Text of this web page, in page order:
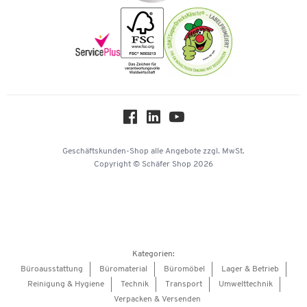
Geschäftskunden-Shop alle Angebote zzgl. MwSt.
Copyright © Schäfer Shop 2026
Kategorien:
Büroausstattung
Büromaterial Büromöbel
Lager & Betrieb
Reinigung & Hygiene
Technik Transport
Umwelttechnik
Verpacken & Versenden